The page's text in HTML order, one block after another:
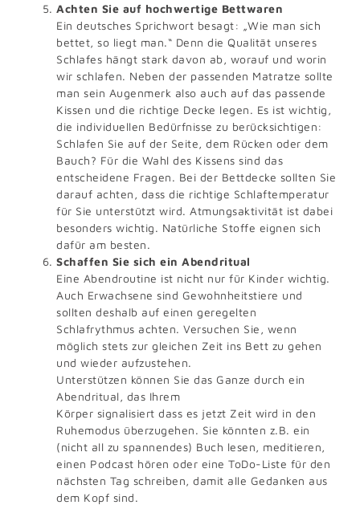
Achten Sie auf hochwertige Bettwaren
Ein deutsches Sprichwort besagt: „Wie man sich
bettet, so liegt man.“ Denn die Qualität unseres
Schlafes hängt stark davon ab, worauf und worin
wir schlafen. Neben der passenden Matratze sollte
man sein Augenmerk also auch auf das passende
Kissen und die richtige Decke legen. Es ist wichtig,
die individuellen Bedürfnisse zu berücksichtigen:
Schlafen Sie auf der Seite, dem Rücken oder dem
Bauch? Für die Wahl des Kissens sind das
entscheidene Fragen. Bei der Bettdecke sollten Sie
darauf achten, dass die richtige Schlaftemperatur
für Sie unterstützt wird. Atmungsaktivität ist dabei
besonders wichtig. Natürliche Stoffe eignen sich
dafür am besten.
Schaffen Sie sich ein Abendritual
Eine Abendroutine ist nicht nur für Kinder wichtig.
Auch Erwachsene sind Gewohnheitstiere und
sollten deshalb auf einen geregelten
Schlafrythmus achten. Versuchen Sie, wenn
möglich stets zur gleichen Zeit ins Bett zu gehen
und wieder aufzustehen.
Unterstützen können Sie das Ganze durch ein
Abendritual, das Ihrem
Körper signalisiert dass es jetzt Zeit wird in den
Ruhemodus überzugehen. Sie könnten z.B. ein
(nicht all zu spannendes) Buch lesen, meditieren,
einen Podcast hören oder eine ToDo-Liste für den
nächsten Tag schreiben, damit alle Gedanken aus
dem Kopf sind.